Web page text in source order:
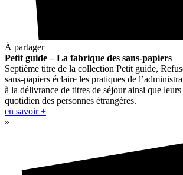
À partager
Petit guide – La fabrique des sans-papiers
Septième titre de la collection Petit guide,
sans-papiers éclaire les pratiques de
à la délivrance de titres de séjour ainsi que
quotidien des personnes étrangères.
en savoir +
»